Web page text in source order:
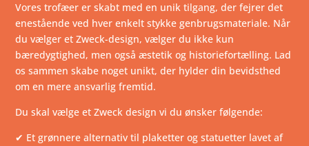
Vores trofæer er skabt med en unik tilgang, der fejrer det
enestående ved hver enkelt stykke genbrugsmateriale. Når
du vælger et Zweck-design, vælger du ikke kun
bæredygtighed, men også æstetik og historiefortælling. Lad
os sammen skabe noget unikt, der hylder din bevidsthed
om en mere ansvarlig fremtid.
Du skal vælge et Zweck design vi du ønsker følgende:
✔ Et grønnere alternativ til plaketter og statuetter lavet af